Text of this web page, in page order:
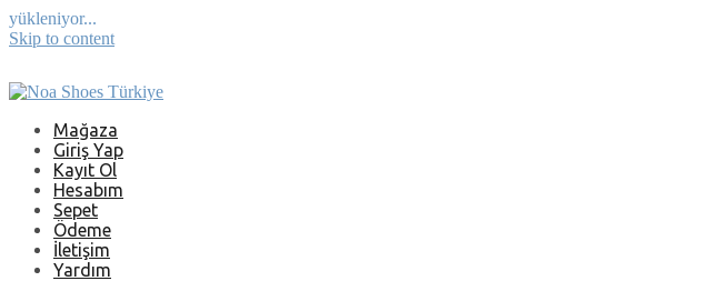
yükleniyor...
Skip to content
Mağaza
Giriş Yap
Kayıt Ol
Hesabım
Sepet
Ödeme
İletişim
Yardım